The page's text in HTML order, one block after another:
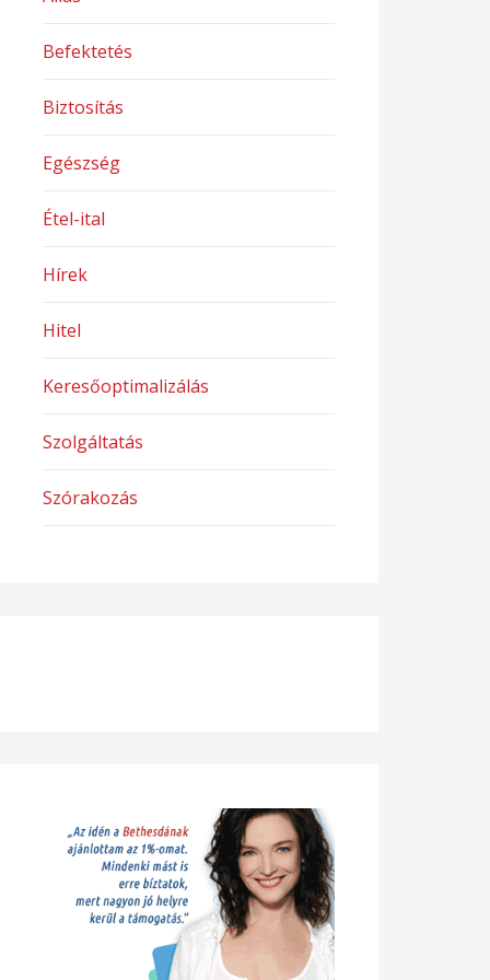
Befektetés
Biztosítás
Egészség
Étel-ital
Hírek
Hitel
Keresőoptimalizálás
Szolgáltatás
Szórakozás